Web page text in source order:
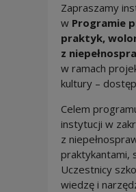
Zapraszamy
w Programie
praktyk,
z
w ramach
kultury –
Celem
instytucji w
z
praktykantami,
Uczestnicy
wiedzę i